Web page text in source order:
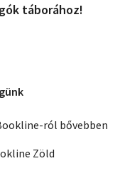
táborához!
ról bővebben
Zöld